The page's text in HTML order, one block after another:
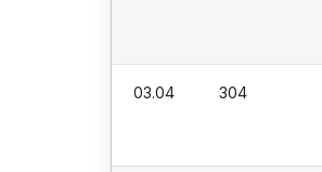
03.04 304